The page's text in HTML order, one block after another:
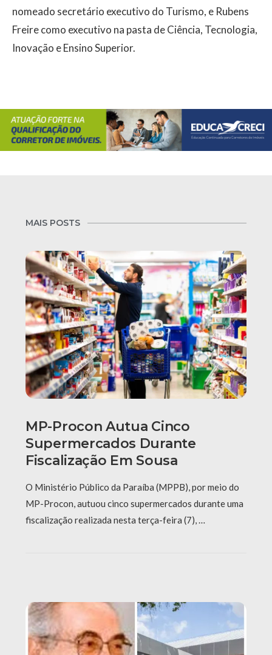
nomeado secretário executivo do Turismo, e Rubens
Freire como executivo na pasta de Ciência, Tecnologia,
Inovação e Ensino Superior.
MAIS POSTS
MP-Procon Autua Cinco
Supermercados Durante
Fiscalização Em Sousa
O Ministério Público da Paraíba (MPPB), por meio do
MP-Procon, autuou cinco supermercados durante uma
fiscalização realizada nesta terça-feira (7), …